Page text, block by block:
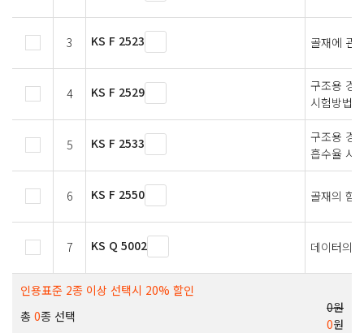
3 KS F 2523 골재에 관
4 KS F 2529
구조용 경
시험방법
5 KS F 2533
구조용 경
흡수율 시
6 KS F 2550 골재의 함
7 KS Q 5002 데이터의
인용표준 2종 이상 선택시 20% 할인
총 0종 선택
0원
0원